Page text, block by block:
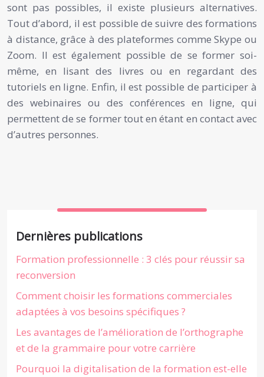
sont pas possibles, il existe plusieurs alternatives.
Tout d’abord, il est possible de suivre des formations
à distance, grâce à des plateformes comme Skype ou
Zoom. Il est également possible de se former soi-
même, en lisant des livres ou en regardant des
tutoriels en ligne. Enfin, il est possible de participer à
des webinaires ou des conférences en ligne, qui
permettent de se former tout en étant en contact avec
d’autres personnes.
Dernières publications
Formation professionnelle : 3 clés pour réussir sa
reconversion
Comment choisir les formations commerciales
adaptées à vos besoins spécifiques ?
Les avantages de l’amélioration de l’orthographe
et de la grammaire pour votre carrière
Pourquoi la digitalisation de la formation est-elle